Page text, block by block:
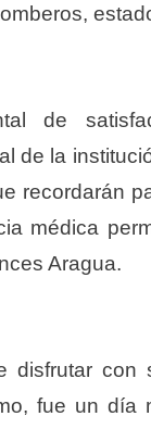
de
de la
recordarán
médica
Aragua.
disfrutar
fue un día